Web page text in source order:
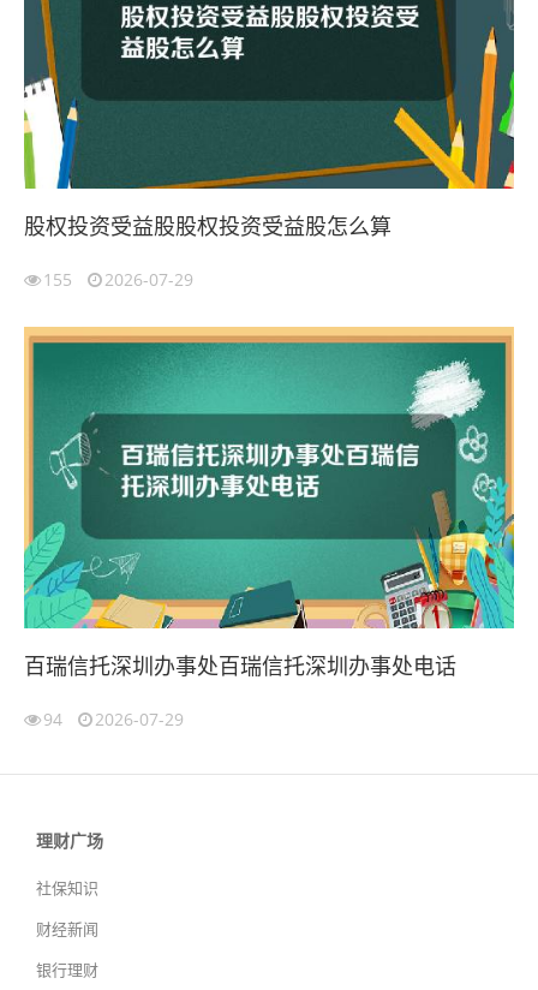
股权投资受益股股权投资受益股怎么算
155 2026-07-29
百瑞信托深圳办事处百瑞信托深圳办事处电话
94 2026-07-29
理财广场
社保知识
财经新闻
银行理财